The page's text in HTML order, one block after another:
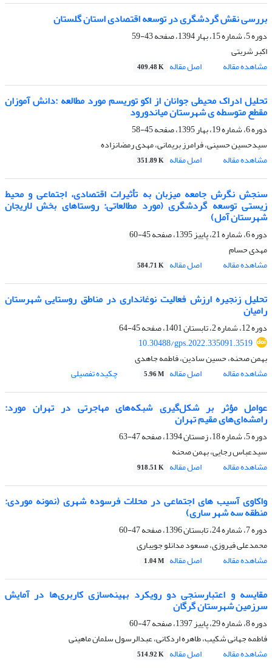
بررسی نقش گردشگری در توسعه اقتصادی استان گلستان
دوره 5، شماره 15، بهار 1394، صفحه
43-59
اکبر شربتی
مشاهده مقاله
اصل مقاله 409.48 K
تحلیل ادراک محیطی جوانان از اکو توریسم مورد مطالعه :دانش آموزان
مقطع متوسطه ی شهرستان میاندورود
دوره 6، شماره 19، بهار 1395، صفحه
45-58
سیدحسین حسینی، فرامرز بریمانی، مهدی رمضانزاده
مشاهده مقاله
اصل مقاله 351.89 K
سنجش نگرش جامعه میزبان به تأثیرات اقتصادی، اجتماعی و محیط
زیستی توسعه گردشگری (مورد مطالعاتی: روستاهای بخش لاریجان
شهرستان آمل)
دوره 6، شماره 21، پاییز 1395، صفحه
45-60
مهدی حسام
مشاهده مقاله
اصل مقاله 584.71 K
تحلیل زنجیره ارزش فعالیت نوغانداری در مناطق روستایی شهرستان
رامیان
دوره 12، شماره 2، تابستان 1401، صفحه
45-64
10.30488/gps.2022.335091.3519
بهمن صحنه، حسین سادین، فاطمه جاهدی
مشاهده مقاله
اصل مقاله 5.96 M چکیده تفصیلی
عوامل مؤثر بر شکل‌گیری شبکه‌های مهاجرتی در تهران مورد:
رامشه‌ای‌های مقیم تهران
دوره 5، شماره 18، زمستان 1394، صفحه
47-63
سیدعباس رجایی، بهمن صحنه
مشاهده مقاله
اصل مقاله 918.51 K
واکاوی آسیب های اجتماعی در محلات فرسوده شهری (نمونه موردی:
منطقه سه شهر ساری)
دوره 7، شماره 24، تابستان 1396، صفحه
47-60
محمدعلی فیروزی، مسعود مدانلو جویباری
مشاهده مقاله
اصل مقاله 1.04 M
مقایسه و اعتبار‌سنجی دو رویکرد بهینه‌سازی کاربری‌ها در آمایش
سرزمین شهرستان گرگان
دوره 8، شماره 29، پاییز 1397، صفحه
47-60
فاطمه جهانی شکیب، طاهره اردکانی، عبدالرسول سلمان ماهینی
مشاهده مقاله
اصل مقاله 514.92 K